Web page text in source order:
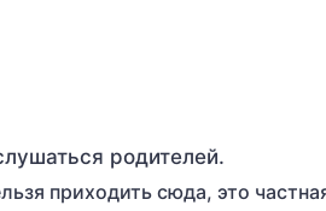
родителей.
приходить сюда, это